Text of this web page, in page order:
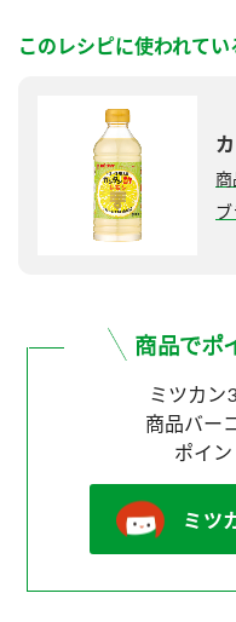
このレシピに使われてい
ミツカン
商品バー
ポイン
ミツ